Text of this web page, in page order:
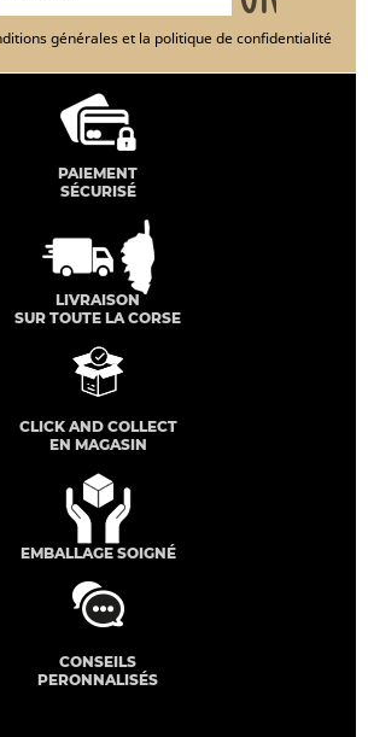
générales et la politique de confidentialité
PAIEMENT
SÉCURISÉ
LIVRAISON
SUR TOUTE LA CORSE
CLICK AND COLLECT
EN MAGASIN
EMBALLAGE SOIGNÉ
CONSEILS
PERONNALISÉS